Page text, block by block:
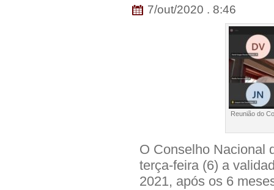
7/out/2020 . 8:46
Reunião do
O Conselho Nacional
terça-feira (6) a
2021, após os 6